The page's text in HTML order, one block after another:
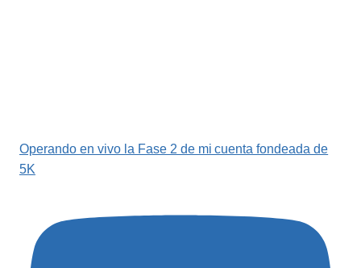
Operando en vivo la Fase 2 de mi cuenta fondeada de
5K